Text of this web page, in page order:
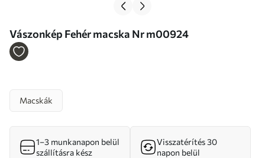
Vászonkép Fehér macska Nr m00924
Macskák
1–3 munkanapon belül
szállításra kész
Visszatérítés 30
napon belül